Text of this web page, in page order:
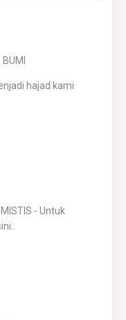
hajad kami
- Untuk